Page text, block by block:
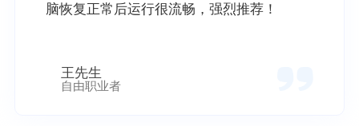
脑恢复正常后运行很流畅，强烈推荐！
王先生
自由职业者